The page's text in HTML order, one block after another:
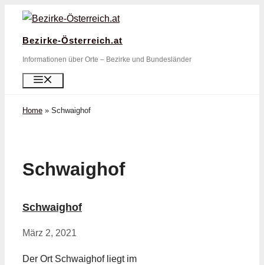
Zum
springen
Bezirke-Österreich.at
Informationen über Orte – Bezirke und Bundesländer
Home » Schwaighof
Schwaighof
Schwaighof
März 2, 2021
Der Ort Schwaighof liegt im